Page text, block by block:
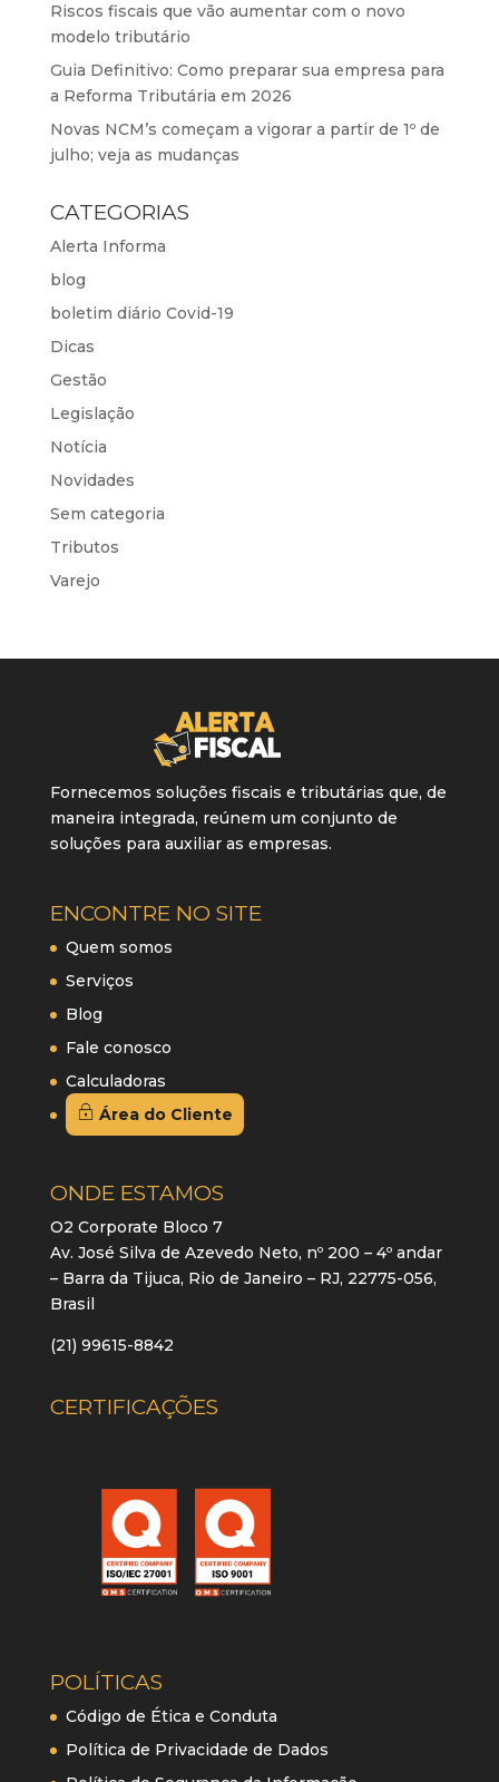
Riscos fiscais que vão aumentar com o novo
modelo tributário
Guia Definitivo: Como preparar sua empresa para
a Reforma Tributária em 2026
Novas NCM’s começam a vigorar a partir de 1º de
julho; veja as mudanças
CATEGORIAS
Alerta Informa
blog
boletim diário Covid-19
Dicas
Gestão
Legislação
Notícia
Novidades
Sem categoria
Tributos
Varejo
Fornecemos soluções fiscais e tributárias que, de
maneira integrada, reúnem um conjunto de
soluções para auxiliar as empresas.
ENCONTRE NO SITE
Quem somos
Serviços
Blog
Fale conosco
Calculadoras
Área do Cliente
ONDE ESTAMOS
O2 Corporate Bloco 7
Av. José Silva de Azevedo Neto, nº 200 – 4º andar
– Barra da Tijuca, Rio de Janeiro – RJ, 22775-056,
Brasil
(21) 99615-8842
CERTIFICAÇÕES
POLÍTICAS
Código de Ética e Conduta
Política de Privacidade de Dados